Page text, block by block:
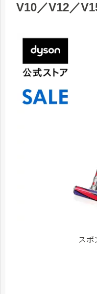
V10／V12／
スポ